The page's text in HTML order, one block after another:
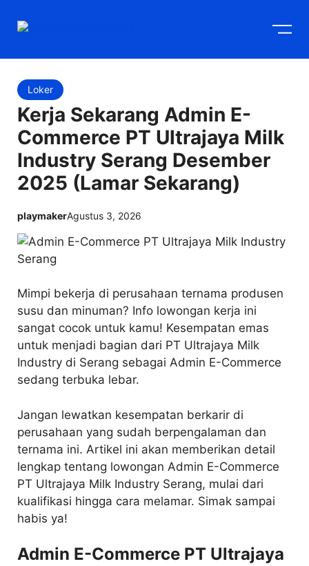
Loker
Kerja Sekarang Admin E-
Commerce PT Ultrajaya Milk
Industry Serang Desember
2025 (Lamar Sekarang)
playmakerAgustus 3, 2026
Mimpi bekerja di perusahaan ternama produsen
susu dan minuman? Info lowongan kerja ini
sangat cocok untuk kamu! Kesempatan emas
untuk menjadi bagian dari PT Ultrajaya Milk
Industry di Serang sebagai Admin E-Commerce
sedang terbuka lebar.
Jangan lewatkan kesempatan berkarir di
perusahaan yang sudah berpengalaman dan
ternama ini. Artikel ini akan memberikan detail
lengkap tentang lowongan Admin E-Commerce
PT Ultrajaya Milk Industry Serang, mulai dari
kualifikasi hingga cara melamar. Simak sampai
habis ya!
Admin E-Commerce PT Ultrajaya